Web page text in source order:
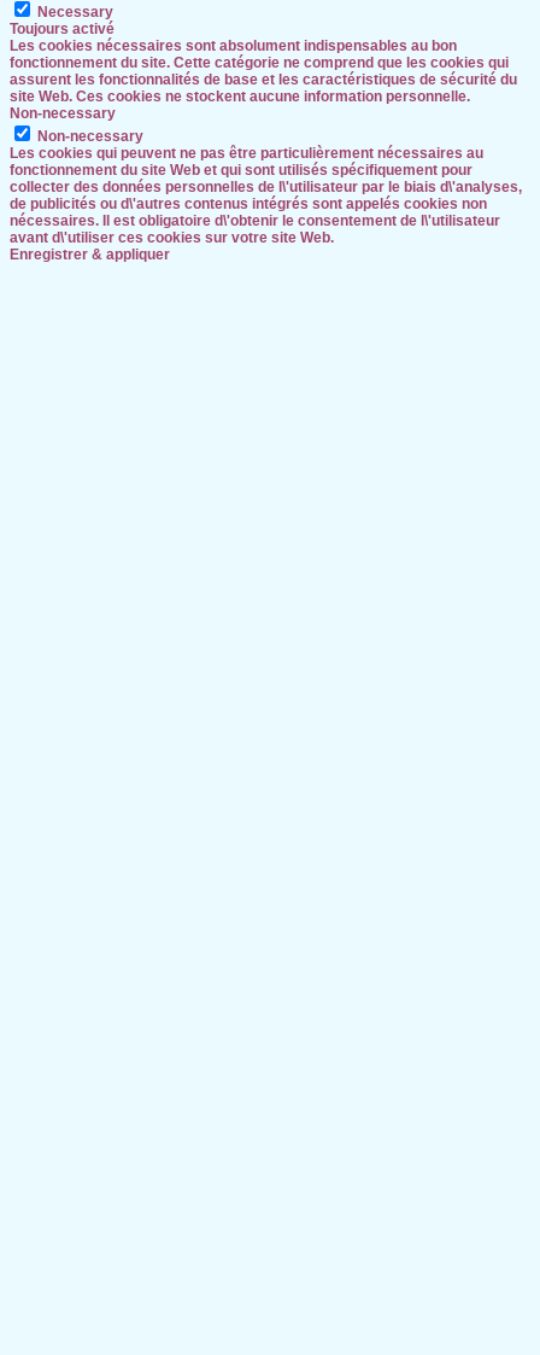
Necessary
Toujours activé
Les cookies nécessaires sont absolument indispensables au bon
fonctionnement du site. Cette catégorie ne comprend que les cookies qui
assurent les fonctionnalités de base et les caractéristiques de sécurité du
site Web. Ces cookies ne stockent aucune information personnelle.
Non-necessary
Non-necessary
Les cookies qui peuvent ne pas être particulièrement nécessaires au
fonctionnement du site Web et qui sont utilisés spécifiquement pour
collecter des données personnelles de l\'utilisateur par le biais d\'analyses,
de publicités ou d\'autres contenus intégrés sont appelés cookies non
nécessaires. Il est obligatoire d\'obtenir le consentement de l\'utilisateur
avant d\'utiliser ces cookies sur votre site Web.
Enregistrer & appliquer